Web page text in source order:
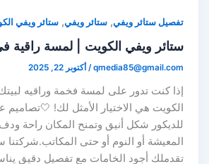
تفصيل ستائر ويفي,ستائر ويفي,ستائر ويفي
ستائر ويفي الكويت | لمسة راقية
qmedia85@gmail.com
/ أكتوبر 22, 2025
إذا كنت تدور على لمسة فخمة وراقيه
الكويت هي الاختيار الأمثل لك!
للديكور شكل أنيق وتمنح المكان راحة
المعيشة أو النوم أو حتى المكاتب.شركتنا
تقدملك أجود الخامات مع تفصيل دقيق